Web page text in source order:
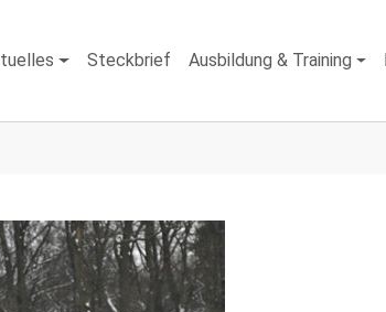
Steckbrief Ausbildung & Training